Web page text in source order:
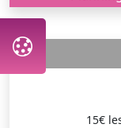
15€